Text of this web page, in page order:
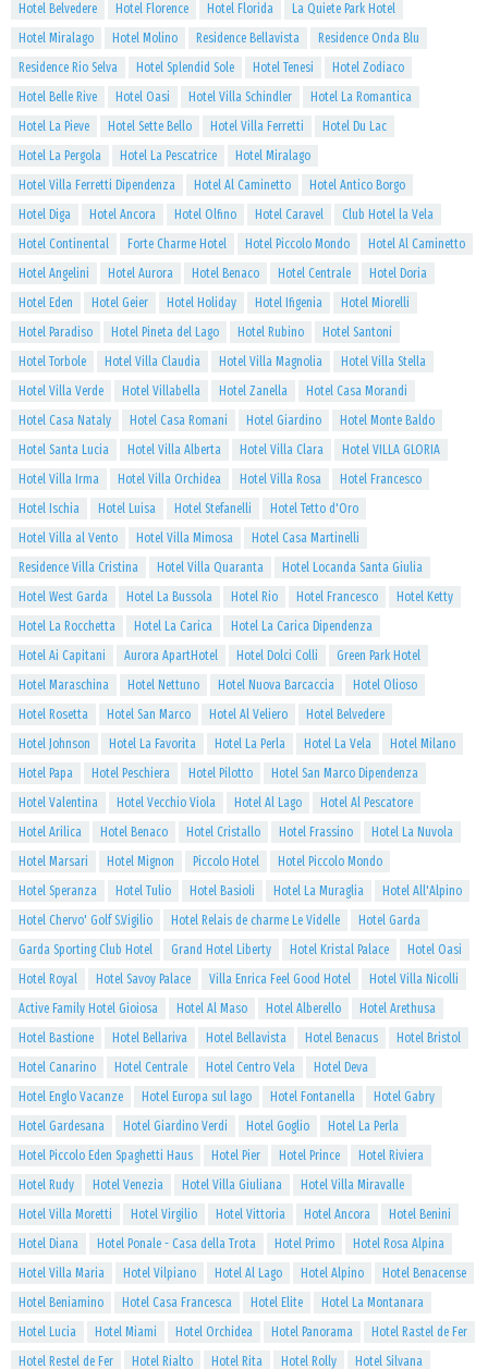
Hotel Belvedere
Hotel Florence Hotel Florida
La Quiete Park Hotel
Hotel Miralago
Hotel Molino Residence Bellavista
Residence Onda Blu
Residence Rio Selva
Hotel Splendid Sole Hotel Tenesi
Hotel Zodiaco
Hotel Belle Rive
Hotel Oasi Hotel Villa Schindler
Hotel La Romantica
Hotel La Pieve
Hotel Sette Bello Hotel Villa Ferretti
Hotel Du Lac
Hotel La Pergola
Hotel La Pescatrice
Hotel Miralago
Hotel Villa Ferretti Dipendenza
Hotel Al Caminetto
Hotel Antico Borgo
Hotel Diga
Hotel Ancora Hotel Olfino Hotel Caravel
Club Hotel la Vela
Hotel Continental
Forte Charme Hotel Hotel Piccolo Mondo
Hotel Al Caminetto
Hotel Angelini
Hotel Aurora Hotel Benaco Hotel Centrale
Hotel Doria
Hotel Eden
Hotel Geier Hotel Holiday Hotel Ifigenia
Hotel Miorelli
Hotel Paradiso
Hotel Pineta del Lago Hotel Rubino
Hotel Santoni
Hotel Torbole
Hotel Villa Claudia Hotel Villa Magnolia
Hotel Villa Stella
Hotel Villa Verde
Hotel Villabella Hotel Zanella
Hotel Casa Morandi
Hotel Casa Nataly
Hotel Casa Romani Hotel Giardino
Hotel Monte Baldo
Hotel Santa Lucia
Hotel Villa Alberta Hotel Villa Clara
Hotel VILLA GLORIA
Hotel Villa Irma
Hotel Villa Orchidea Hotel Villa Rosa
Hotel Francesco
Hotel Ischia
Hotel Luisa Hotel Stefanelli
Hotel Tetto d'Oro
Hotel Villa al Vento
Hotel Villa Mimosa
Hotel Casa Martinelli
Residence Villa Cristina
Hotel Villa Quaranta
Hotel Locanda Santa Giulia
Hotel West Garda
Hotel La Bussola Hotel Rio Hotel Francesco
Hotel Ketty
Hotel La Rocchetta
Hotel La Carica
Hotel La Carica Dipendenza
Hotel Ai Capitani
Aurora ApartHotel Hotel Dolci Colli
Green Park Hotel
Hotel Maraschina
Hotel Nettuno Hotel Nuova Barcaccia
Hotel Olioso
Hotel Rosetta
Hotel San Marco Hotel Al Veliero
Hotel Belvedere
Hotel Johnson
Hotel La Favorita Hotel La Perla Hotel La Vela
Hotel Milano
Hotel Papa
Hotel Peschiera Hotel Pilotto
Hotel San Marco Dipendenza
Hotel Valentina
Hotel Vecchio Viola Hotel Al Lago
Hotel Al Pescatore
Hotel Arilica
Hotel Benaco Hotel Cristallo Hotel Frassino
Hotel La Nuvola
Hotel Marsari
Hotel Mignon Piccolo Hotel
Hotel Piccolo Mondo
Hotel Speranza
Hotel Tulio Hotel Basioli Hotel La Muraglia
Hotel All'Alpino
Hotel Chervo' Golf S.Vigilio
Hotel Relais de charme Le Videlle
Hotel Garda
Garda Sporting Club Hotel
Grand Hotel Liberty Hotel Kristal Palace
Hotel Oasi
Hotel Royal
Hotel Savoy Palace Villa Enrica Feel Good Hotel
Hotel Villa Nicolli
Active Family Hotel Gioiosa
Hotel Al Maso Hotel Alberello
Hotel Arethusa
Hotel Bastione
Hotel Bellariva Hotel Bellavista Hotel Benacus
Hotel Bristol
Hotel Canarino
Hotel Centrale Hotel Centro Vela
Hotel Deva
Hotel Englo Vacanze
Hotel Europa sul lago Hotel Fontanella
Hotel Gabry
Hotel Gardesana
Hotel Giardino Verdi Hotel Goglio
Hotel La Perla
Hotel Piccolo Eden Spaghetti Haus
Hotel Pier Hotel Prince
Hotel Riviera
Hotel Rudy
Hotel Venezia Hotel Villa Giuliana
Hotel Villa Miravalle
Hotel Villa Moretti
Hotel Virgilio Hotel Vittoria Hotel Ancora
Hotel Benini
Hotel Diana
Hotel Ponale - Casa della Trota Hotel Primo
Hotel Rosa Alpina
Hotel Villa Maria
Hotel Vilpiano Hotel Al Lago Hotel Alpino
Hotel Benacense
Hotel Beniamino
Hotel Casa Francesca Hotel Elite
Hotel La Montanara
Hotel Lucia
Hotel Miami Hotel Orchidea Hotel Panorama
Hotel Rastel de Fer
Hotel Restel de Fer
Hotel Rialto Hotel Rita Hotel Rolly Hotel Silvana